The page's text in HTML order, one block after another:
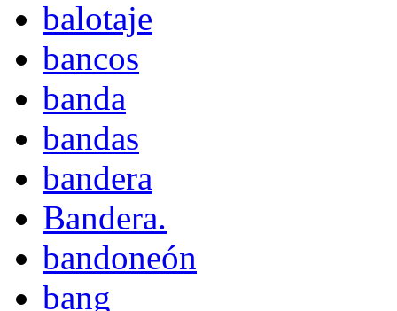
balotaje
bancos
banda
bandas
bandera
Bandera.
bandoneón
bang